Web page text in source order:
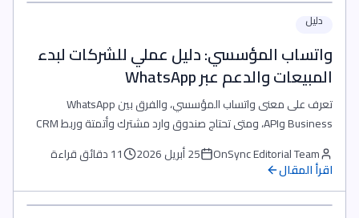
دليل
واتساب المؤسسي: دليل عملي للشركات لبدء
المبيعات والدعم عبر WhatsApp
تعرف على معنى واتساب المؤسسي، والفرق بين WhatsApp
Business وAPI، ومتى تحتاج صندوق وارد مشترك وأتمتة وربط CRM
لتوسيع المبيعات وخدمة العملاء.
OnSync Editorial Team 25 أبريل 2026 11 دقائق قراءة
اقرأ المقال